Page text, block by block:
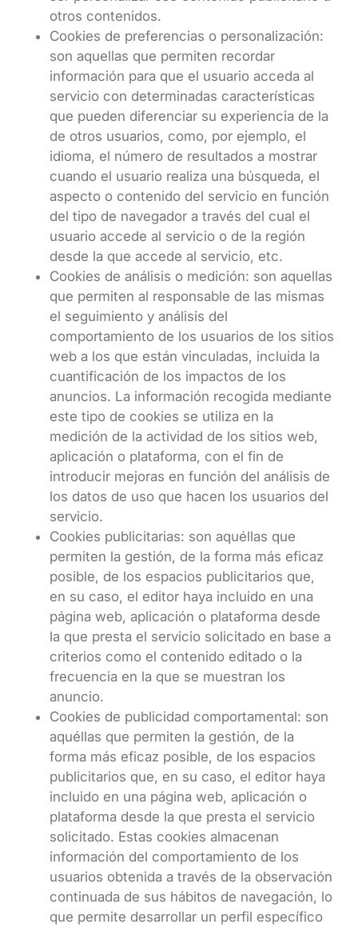
otros contenidos.
Cookies de preferencias o personalización:
son aquellas que permiten recordar
información para que el usuario acceda al
servicio con determinadas características
que pueden diferenciar su experiencia de la
de otros usuarios, como, por ejemplo, el
idioma, el número de resultados a mostrar
cuando el usuario realiza una búsqueda, el
aspecto o contenido del servicio en función
del tipo de navegador a través del cual el
usuario accede al servicio o de la región
desde la que accede al servicio, etc.
Cookies de análisis o medición: son aquellas
que permiten al responsable de las mismas
el seguimiento y análisis del
comportamiento de los usuarios de los sitios
web a los que están vinculadas, incluida la
cuantificación de los impactos de los
anuncios. La información recogida mediante
este tipo de cookies se utiliza en la
medición de la actividad de los sitios web,
aplicación o plataforma, con el fin de
introducir mejoras en función del análisis de
los datos de uso que hacen los usuarios del
servicio.
Cookies publicitarias: son aquéllas que
permiten la gestión, de la forma más eficaz
posible, de los espacios publicitarios que,
en su caso, el editor haya incluido en una
página web, aplicación o plataforma desde
la que presta el servicio solicitado en base a
criterios como el contenido editado o la
frecuencia en la que se muestran los
anuncio.
Cookies de publicidad comportamental: son
aquéllas que permiten la gestión, de la
forma más eficaz posible, de los espacios
publicitarios que, en su caso, el editor haya
incluido en una página web, aplicación o
plataforma desde la que presta el servicio
solicitado. Estas cookies almacenan
información del comportamiento de los
usuarios obtenida a través de la observación
continuada de sus hábitos de navegación, lo
que permite desarrollar un perfil específico